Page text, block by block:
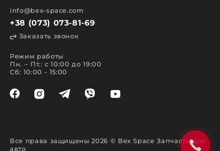
info@bex-space.com
+38 (073) 073-81-69
Заказать звонок
Режим работы
Пн. – Пт.: с 10:00 до 19:00
Сб: 10:00 - 15:00
Все права защищены 2026 © Bex Space Запчасти для
авто